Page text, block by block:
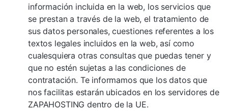
información incluida en la web, los servicios que
se prestan a través de la web, el tratamiento de
sus datos personales, cuestiones referentes a los
textos legales incluidos en la web, así como
cualesquiera otras consultas que puedas tener y
que no estén sujetas a las condiciones de
contratación. Te informamos que los datos que
nos facilitas estarán ubicados en los servidores de
ZAPAHOSTING dentro de la UE.